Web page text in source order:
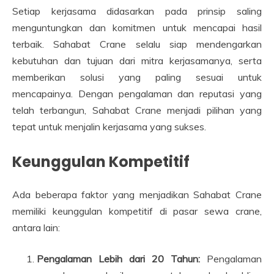
Setiap kerjasama didasarkan pada prinsip saling
menguntungkan dan komitmen untuk mencapai hasil
terbaik. Sahabat Crane selalu siap mendengarkan
kebutuhan dan tujuan dari mitra kerjasamanya, serta
memberikan solusi yang paling sesuai untuk
mencapainya. Dengan pengalaman dan reputasi yang
telah terbangun, Sahabat Crane menjadi pilihan yang
tepat untuk menjalin kerjasama yang sukses.
Keunggulan Kompetitif
Ada beberapa faktor yang menjadikan Sahabat Crane
memiliki keunggulan kompetitif di pasar sewa crane,
antara lain:
Pengalaman Lebih dari 20 Tahun: Pengalaman